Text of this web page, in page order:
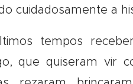
cuidadosamente a
tempos
que quiseram vir